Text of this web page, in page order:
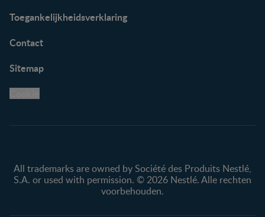
Toegankelijkheidsverklaring
Contact
Sitemap
All trademarks are owned by Société des Produits Nestlé,
S.A. or used with permission. © 2026 Nestlé. Alle rechten
voorbehouden.